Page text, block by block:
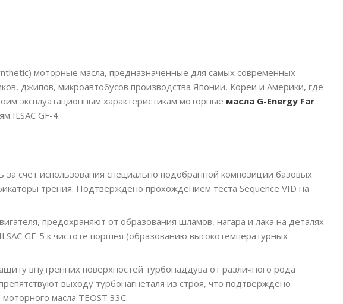
моторные масла, предназначенные для самых современных
джипов, микроавтобусов производства Японии, Кореи и Америки, где
эксплуатационным характеристикам моторные масла G-Energy Far
ILSAC GF-4.
счет использования специально подобранной композиции базовых
трения. Подтверждено прохождением теста Sequence VID на
предохраняют от образования шламов, нагара и лака на деталях
GF-5 к чистоте поршня (образованию высокотемпературных
внутренних поверхностей турбонаддува от различного рода
выходу турбонагнеталя из строя, что подтверждено
масла TEOST 33C.